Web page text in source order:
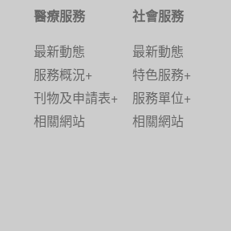
醫療服務
最新動態
服務概況+
刊物及申請表+
相關網站
社會服務
最新動態
特色服務+
服務單位+
相關網站